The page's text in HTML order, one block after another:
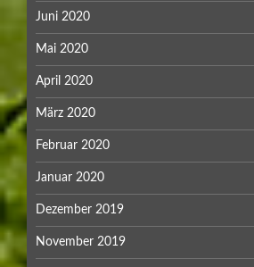
Juni 2020
Mai 2020
April 2020
März 2020
Februar 2020
Januar 2020
Dezember 2019
November 2019